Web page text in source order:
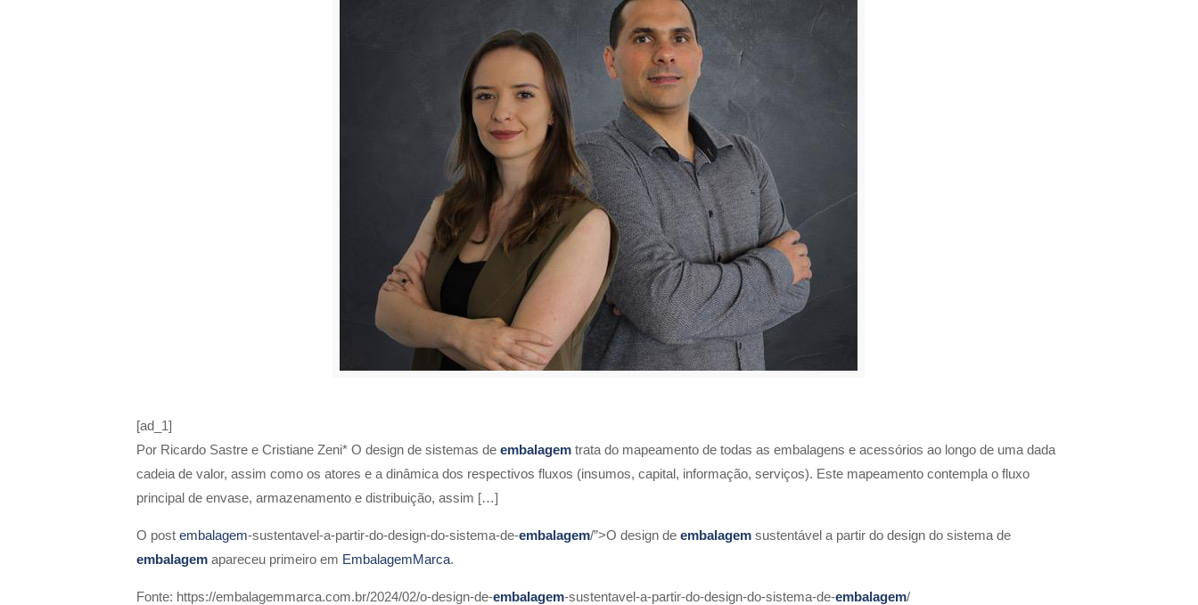
[ad_1]
Por Ricardo Sastre e Cristiane Zeni* O design de sistemas de embalagemtrata do mapeamento de todas as embalagens e acessórios ao longo de uma dada
cadeia de valor, assim como os atores e a dinâmica dos respectivos fluxos (insumos, capital, informação, serviços). Este mapeamento contempla o fluxo
principal de envase, armazenamento e distribuição, assim […]
O post embalagem-sustentavel-a-partir-do-design-do-sistema-de-embalagem/”>O design de embalagemsustentável a partir do design do sistema de
embalagemapareceu primeiro em EmbalagemMarca.
Fonte: https://embalagemmarca.com.br/2024/02/o-design-de-embalagem-sustentavel-a-partir-do-design-do-sistema-de-embalagem/